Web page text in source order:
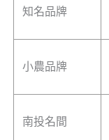
知名品牌
小農品牌
南投名間